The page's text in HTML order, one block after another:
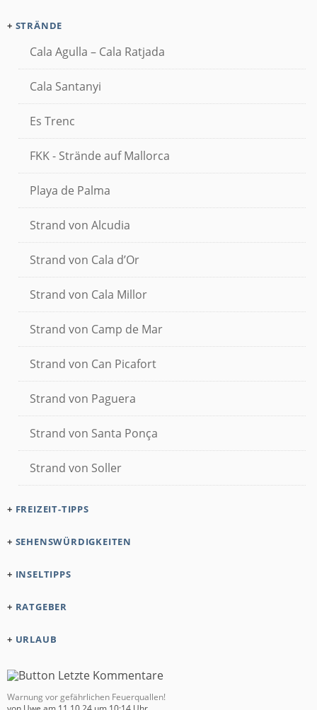
+ STRÄNDE
Cala Agulla – Cala Ratjada
Cala Santanyi
Es Trenc
FKK - Strände auf Mallorca
Playa de Palma
Strand von Alcudia
Strand von Cala d’Or
Strand von Cala Millor
Strand von Camp de Mar
Strand von Can Picafort
Strand von Paguera
Strand von Santa Ponça
Strand von Soller
+ FREIZEIT-TIPPS
+ SEHENSWÜRDIGKEITEN
+ INSELTIPPS
+ RATGEBER
+ URLAUB
Warnung vor gefährlichen Feuerquallen!